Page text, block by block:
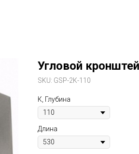
Угловой
SKU: GSP-2К-110
К, Глубина
Длина